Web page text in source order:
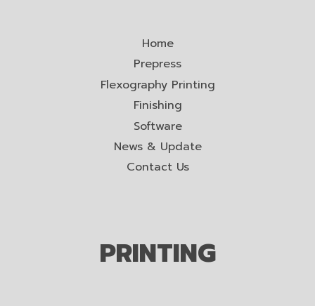
Home
Prepress
Flexography Printing
Finishing
Software
News & Update
Contact Us
PRINTING